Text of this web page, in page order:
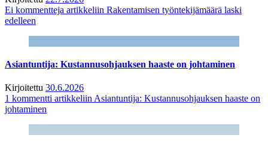
Ei kommentteja artikkeliin Rakentamisen työntekijämäärä laski
edelleen
Asiantuntija: Kustannusohjauksen haaste on johtaminen
Kirjoitettu 30.6.2026
1 kommentti artikkeliin Asiantuntija: Kustannusohjauksen haaste on
johtaminen